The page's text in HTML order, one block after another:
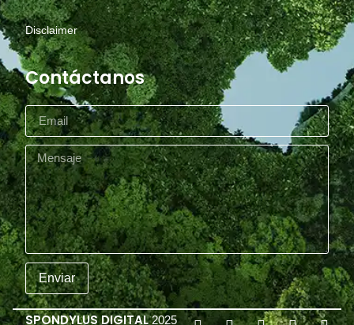
Disclaimer
Contáctanos
Enviar
SPONDYLUS DIGITAL2025